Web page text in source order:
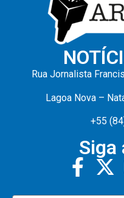
Rua Jornalista
Lagoa Nova –
+55
Siga